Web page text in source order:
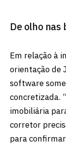
De olho nas
Em relação à
orientação de
software
concretizada.
imobiliária
corretor
para